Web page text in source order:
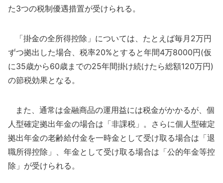
た3つの税制優遇措置が受けられる。
「掛金の全所得控除」については、たとえば毎月2万円
ずつ拠出した場合、税率20%とすると年間4万8000円(仮
に35歳から60歳までの25年間掛け続けたら総額120万円)
の節税効果となる。
また、通常は金融商品の運用益には税金がかかるが、個
人型確定拠出年金の場合は「非課税」。さらに個人型確定
拠出年金の老齢給付金を一時金として受け取る場合は「退
職所得控除」、年金として受け取る場合は「公的年金等控
除」が受けられる。